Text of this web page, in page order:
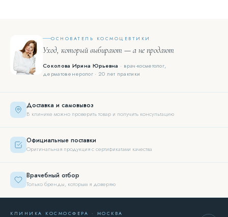
ОСНОВАТЕЛЬ КОСМОЦЕВТИКИ
Уход, который выбирают — а не продают
Соколова Ирина Юрьевна · врач-косметолог,
дерматовенеролог · 20 лет практики
Доставка и самовывоз
В клинике можно проверить товар и получить консультацию
Официальные поставки
Оригинальная продукция с сертификатами качества
Врачебный отбор
Только бренды, которым я доверяю
КЛИНИКА КОСМОСФЕРА · МОСКВА